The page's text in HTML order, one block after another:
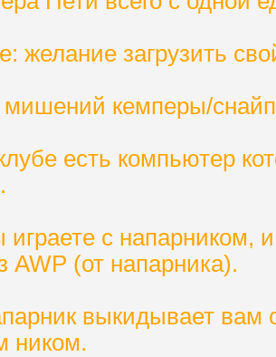
желание загрузить
мишений кемперы/
есть компьютер
с напарником,
AWP (от напарника).
выкидывает вам
ником.